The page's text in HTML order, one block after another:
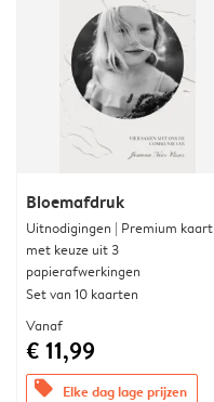
Bloemafdruk
Uitnodigingen | Premium kaart
met keuze uit 3
papierafwerkingen
Set van 10 kaarten
Vanaf
€ 11,99
offers Elke dag lage prijzen